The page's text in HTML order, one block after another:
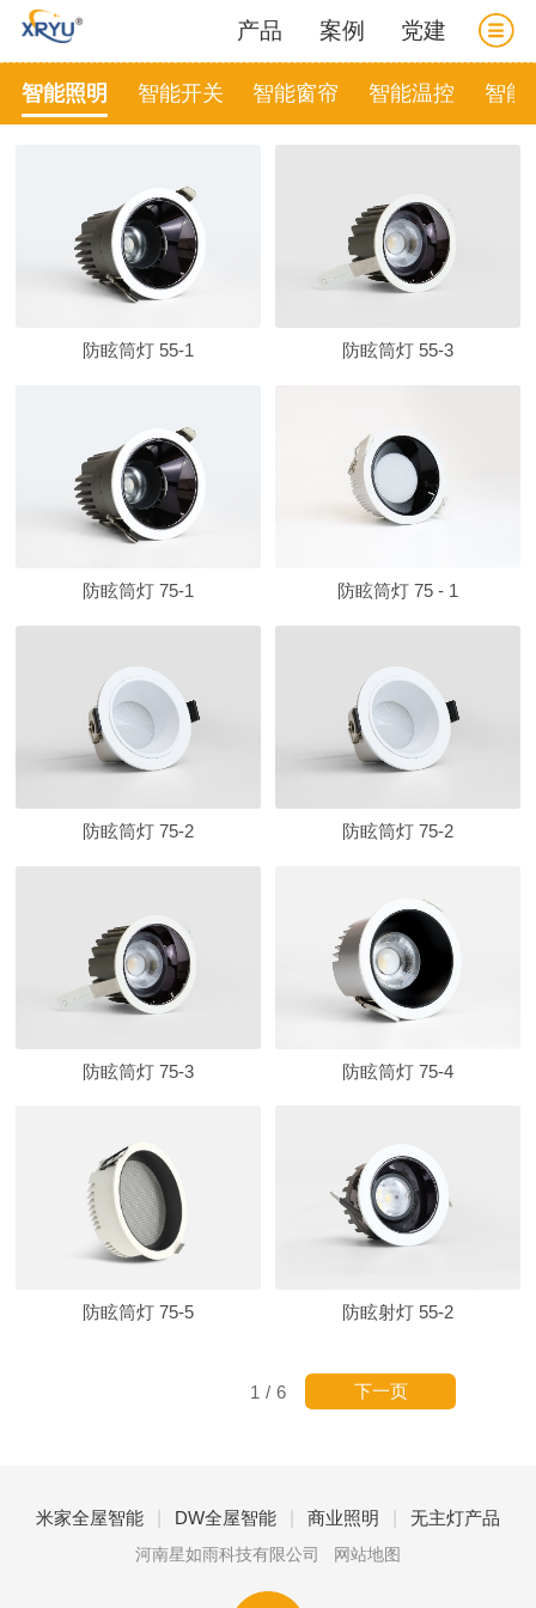
产品 案例 党建
智能照明 智能开关 智能窗帘 智能温控 智能
防眩筒灯 55-1 防眩筒灯 55-3
防眩筒灯 75-1 防眩筒灯 75 - 1
防眩筒灯 75-2 防眩筒灯 75-2
防眩筒灯 75-3 防眩筒灯 75-4
防眩筒灯 75-5 防眩射灯 55-2
1 / 6 下一页
米家全屋智能 | DW全屋智能 | 商业照明 | 无主灯产品
河南星如雨科技有限公司 网站地图